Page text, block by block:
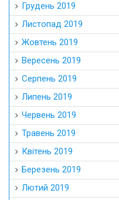
Грудень 2019
Листопад 2019
Жовтень 2019
Вересень 2019
Серпень 2019
Липень 2019
Червень 2019
Травень 2019
Квітень 2019
Березень 2019
Лютий 2019